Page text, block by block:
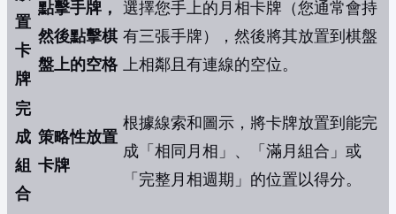
置
卡
牌
點擊手牌，
然後點擊棋
盤上的空格
選擇您手上的月相卡牌（您通常會持
有三張手牌），然後將其放置到棋盤
上相鄰且有連線的空位。
完
成
組
合
策略性放置
卡牌
根據線索和圖示，將卡牌放置到能完
成「相同月相」、「滿月組合」或
「完整月相週期」的位置以得分。